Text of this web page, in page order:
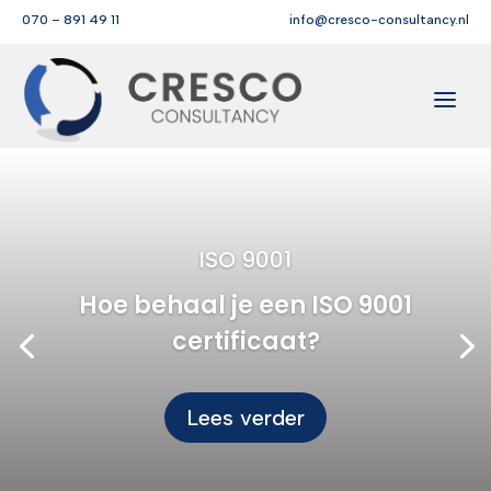
070 – 891 49 11 info@cresco-consultancy.nl
ISO 9001
Hoe behaal je een ISO 9001
certificaat?
Lees verder